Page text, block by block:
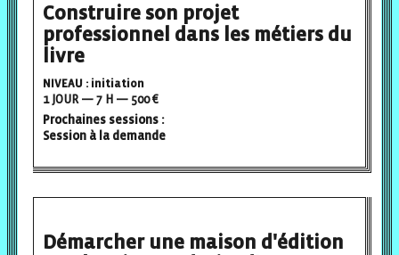
Construire son projet
professionnel dans les métiers du
livre
NIVEAU : initiation
1 JOUR — 7 H — 500 €
Prochaines sessions :
Session à la demande
Démarcher une maison d'édition